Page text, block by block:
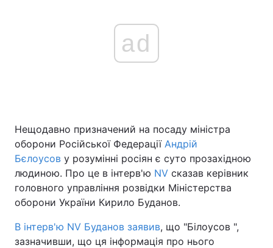
ad
Нещодавно призначений на посаду міністра
оборони Російської Федерації Андрій
Бєлоусов у розумінні росіян є суто прозахідною
людиною. Про це в інтерв'ю NV сказав керівник
головного управління розвідки Міністерства
оборони України Кирило Буданов.
В інтерв'ю NV Буданов заявив, що "Білоусов ",
зазначивши, що ця інформація про нього